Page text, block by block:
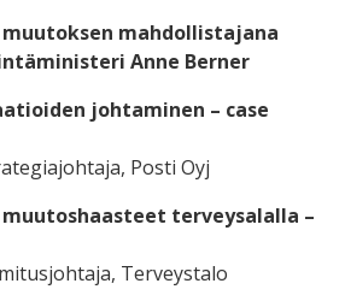
mahdollistajana
Anne Berner
johtaminen – case
Posti Oyj
muutoshaasteet terveysalalla –
Terveystalo